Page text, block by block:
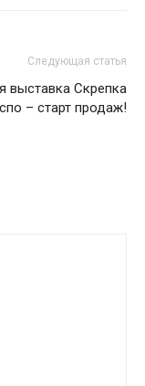
Следующая статья
выставка Скрепка
– старт продаж!